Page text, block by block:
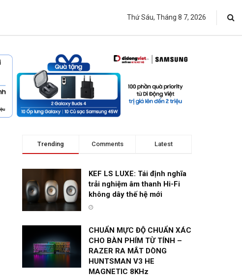
Thứ Sáu, Tháng 8 7, 2026
Trending Comments Latest
KEF LS LUXE: Tái định nghĩa
trải nghiệm âm thanh Hi-Fi
không dây thế hệ mới
CHUẨN MỰC ĐỘ CHUẨN XÁC
CHO BÀN PHÍM TỪ TÍNH –
RAZER RA MẮT DÒNG
HUNTSMAN V3 HE
MAGNETIC 8KHz